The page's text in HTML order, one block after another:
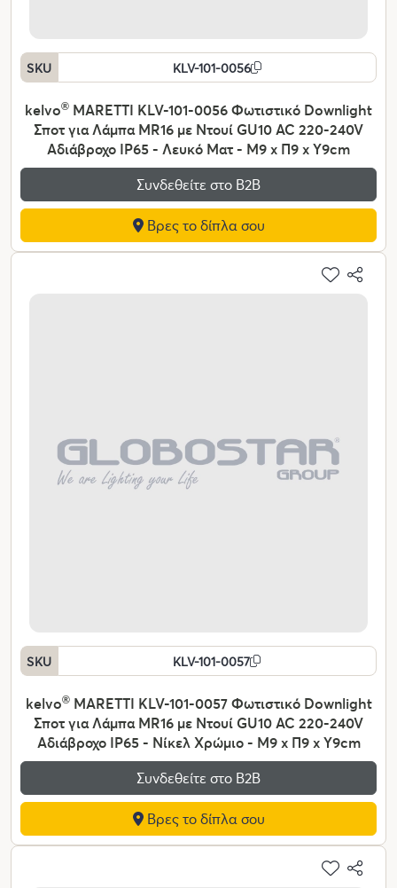
SKU KLV-101-0056
kelvo® MARETTI KLV-101-0056 Φωτιστικό Downlight
Σποτ για Λάμπα MR16 με Ντουί GU10 AC 220-240V
Αδιάβροχο IP65 - Λευκό Ματ - Μ9 x Π9 x Υ9cm
Συνδεθείτε στο Β2Β
Βρες το δίπλα σου
SKU KLV-101-0057
kelvo®MARETTI KLV-101-0057 Φωτιστικό Downlight
Σποτ για Λάμπα MR16 με Ντουί GU10 AC 220-240V
Αδιάβροχο IP65 - Νίκελ Χρώμιο - Μ9 x Π9 x Υ9cm
Συνδεθείτε στο Β2Β
Βρες το δίπλα σου